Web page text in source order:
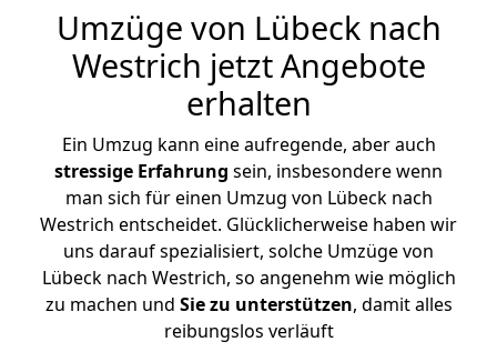
Umzüge von Lübeck nach
Westrich jetzt Angebote
erhalten
Ein Umzug kann eine aufregende, aber auch
stressige Erfahrung sein, insbesondere wenn
man sich für einen Umzug von Lübeck nach
Westrich entscheidet. Glücklicherweise haben wir
uns darauf spezialisiert, solche Umzüge von
Lübeck nach Westrich, so angenehm wie möglich
zu machen und Sie zu unterstützen, damit alles
reibungslos verläuft